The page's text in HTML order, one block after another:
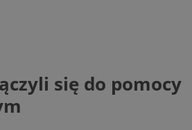
się do pomocy